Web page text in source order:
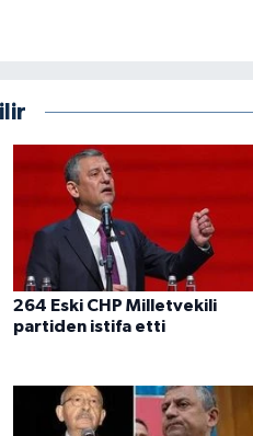
264 Eski CHP Milletvekili
partiden istifa etti